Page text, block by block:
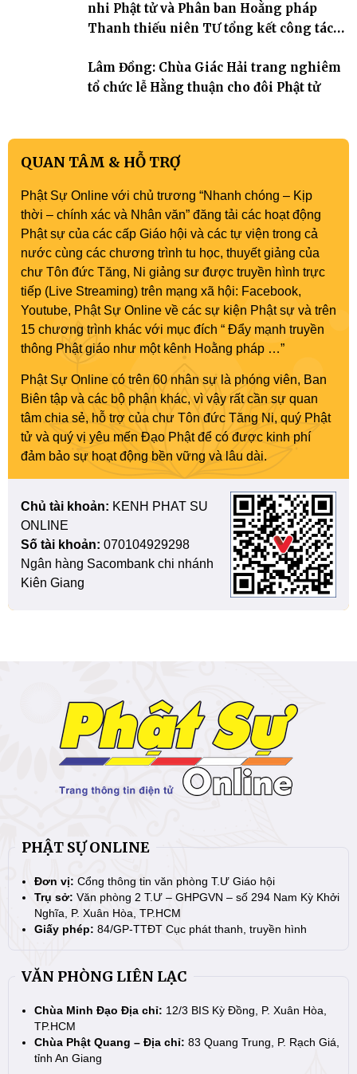
nhi Phật tử và Phân ban Hoằng pháp
Thanh thiếu niên TƯ tổng kết công tác
Lâm Đồng: Chùa Giác Hải trang nghiêm
tổ chức lễ Hằng thuận cho đôi Phật tử
QUAN TÂM & HỖ TRỢ
Phật Sự Online với chủ trương “Nhanh chóng – Kịp
thời – chính xác và Nhân văn” đăng tải các hoạt động
Phật sự của các cấp Giáo hội và các tự viện trong cả
nước cùng các chương trình tu học, thuyết giảng của
chư Tôn đức Tăng, Ni giảng sư được truyền hình trực
tiếp (Live Streaming) trên mạng xã hội: Facebook,
Youtube, Phật Sự Online về các sự kiện Phật sự và trên
15 chương trình khác với mục đích “ Đẩy mạnh truyền
thông Phật giáo như một kênh Hoằng pháp …”
Phật Sự Online có trên 60 nhân sự là phóng viên, Ban
Biên tập và các bộ phận khác, vì vậy rất cần sự quan
tâm chia sẻ, hỗ trợ của chư Tôn đức Tăng Ni, quý Phật
tử và quý vị yêu mến Đạo Phật để có được kinh phí
đảm bảo sự hoạt động bền vững và lâu dài.
Chủ tài khoản: KENH PHAT SU
ONLINE
Số tài khoản: 070104929298
Ngân hàng Sacombank chi nhánh
Kiên Giang
PHẬT SỰ ONLINE
Đơn vị: Cổng thông tin văn phòng T.Ư Giáo hội
Trụ sở: Văn phòng 2 T.Ư – GHPGVN – số 294 Nam Kỳ Khởi
Nghĩa, P. Xuân Hòa, TP.HCM
Giấy phép: 84/GP-TTĐT Cục phát thanh, truyền hình
VĂN PHÒNG LIÊN LẠC
Chùa Minh Đạo Địa chỉ: 12/3 BIS Kỳ Đồng, P. Xuân Hòa,
TP.HCM
Chùa Phật Quang – Địa chỉ: 83 Quang Trung, P. Rạch Giá,
tỉnh An Giang